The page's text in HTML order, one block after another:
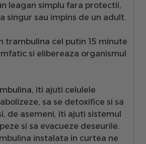
leagan simplu fara protectii,
singur sau impins de un adult.
trambulina cel putin 15 minute
si elibereaza organismul
, iti ajuti celulele
sa se detoxifice si sa
de asemeni, iti ajuti sistemul
si sa evacueze deseurile.
instalata in curtea ne